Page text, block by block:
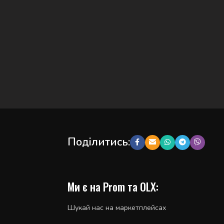
Поділитись:
Ми є на Prom та OLX:
Шукай нас на маркетплейсах